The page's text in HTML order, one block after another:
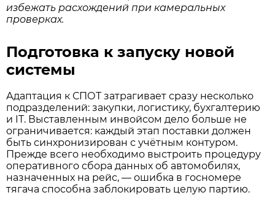
избежать расхождений при камеральных
проверках.
Подготовка к запуску новой
системы
Адаптация к СПОТ затрагивает сразу несколько
подразделений: закупки, логистику, бухгалтерию
и IT. Выставленным инвойсом дело больше не
ограничивается: каждый этап поставки должен
быть синхронизирован с учётным контуром.
Прежде всего необходимо выстроить процедуру
оперативного сбора данных об автомобилях,
назначенных на рейс, — ошибка в госномере
тягача способна заблокировать целую партию.